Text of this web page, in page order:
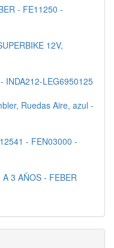
- FE11250 -
12V,
INDA212-LEG6950125
Ruedas Aire, azul -
- FEN03000 -
3 AÑOS - FEBER